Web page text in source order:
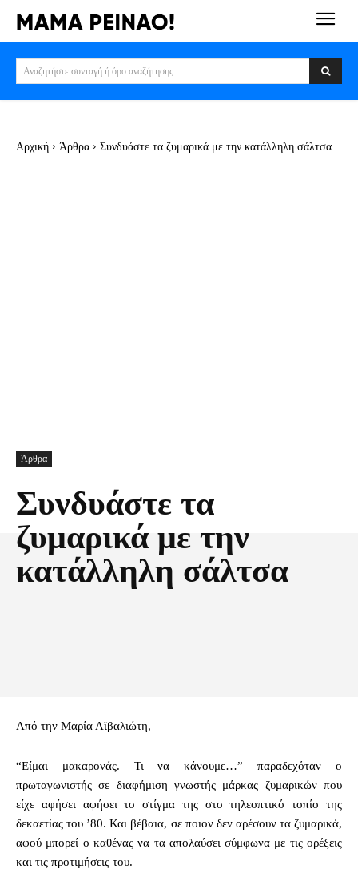
Αναζητήστε συνταγή ή όρο αναζήτησης
Αρχική Άρθρα Συνδυάστε τα ζυμαρικά με την κατάλληλη σάλτσα
Άρθρα
Συνδυάστε τα
ζυμαρικά με την
κατάλληλη σάλτσα
Από την Μαρία Αϊβαλιώτη,
“Είμαι μακαρονάς. Τι να κάνουμε…” παραδεχόταν ο
πρωταγωνιστής σε διαφήμιση γνωστής μάρκας ζυμαρικών που
είχε αφήσει αφήσει το στίγμα της στο τηλεοπτικό τοπίο της
δεκαετίας του ’80. Και βέβαια, σε ποιον δεν αρέσουν τα ζυμαρικά,
αφού μπορεί ο καθένας να τα απολαύσει σύμφωνα με τις ορέξεις
και τις προτιμήσεις του.